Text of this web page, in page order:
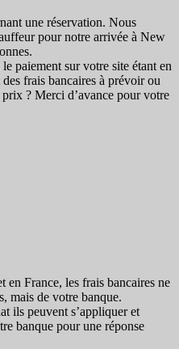
une réservation. Nous
pour notre arrivée à New
paiement sur votre site étant en
frais bancaires à prévoir ou
? Merci d’avance pour votre
en France, les frais bancaires ne
mais de votre banque.
ils peuvent s’appliquer et
banque pour une réponse